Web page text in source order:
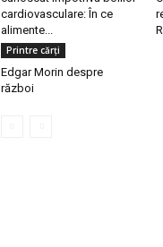
cardiovasculare: În ce
alimente...
Printre cărți
Edgar Morin despre
război